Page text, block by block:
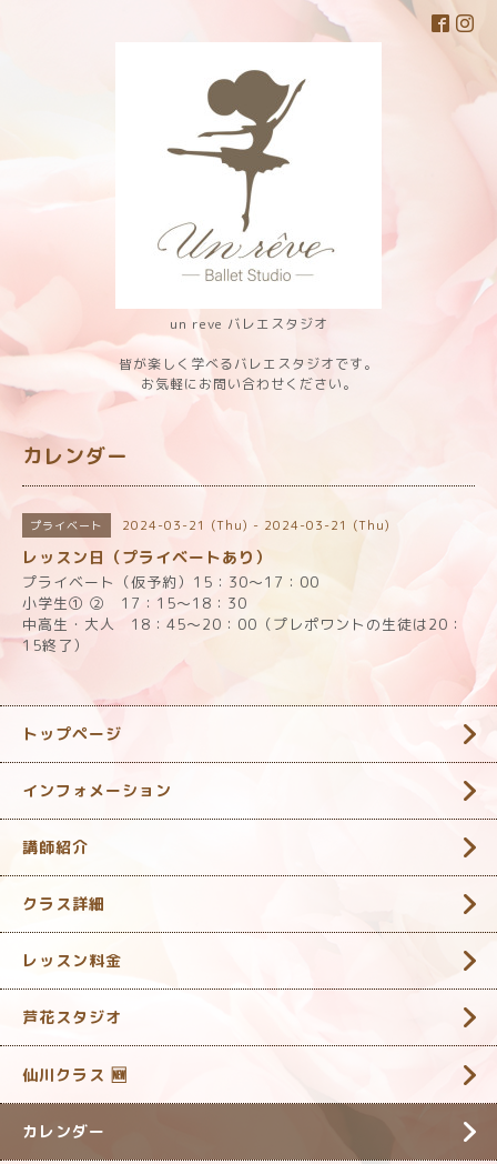
un reve バレエスタジオ
皆が楽しく学べるバレエスタジオです。
お気軽にお問い合わせください。
カレンダー
プライベート 2024-03-21 (Thu) - 2024-03-21 (Thu)
レッスン日（プライベートあり）
プライベート（仮予約）15：30～17：00
小学生① ② 17：15～18：30
中高生・大人 18：45～20：00（プレポワントの生徒は20：
15終了）
トップページ
インフォメーション
講師紹介
クラス詳細
レッスン料金
芦花スタジオ
仙川クラス 🆕
カレンダー